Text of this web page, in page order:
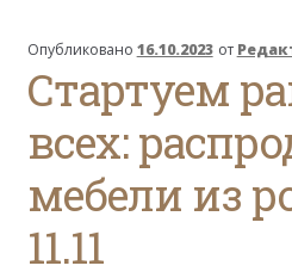
Опубликовано 16.10.2023 от
Стартуем
всех:
мебели из
11.11